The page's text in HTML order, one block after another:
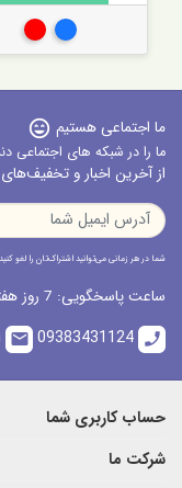
آبی قرمز
ما اجتماعی هستیم sentiment_very_satisfied
ما را در شبکه های اجتماعی
از آخرین اخبار و
شما در هر زمانی می‌توانید اشتراک‌تان را لغو
ساعت پاسخگویی: 7 روز هفته 24 ساعته پاسخگو شما هستیم
call
09383431124
email
حساب کاربری شما
شرکت ما